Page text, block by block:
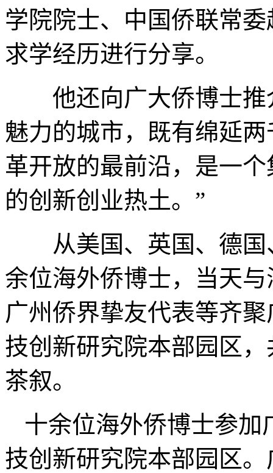
学院院士、中国侨联常
求学经历进行分享。
他还向广大侨博士推
魅力的城市，既有绵延
革开放的最前沿，是一
的创新创业热土。”
从美国、英国、德国
余位海外侨博士，当天
广州侨界挚友代表等齐
技创新研究院本部园区
茶叙。
十余位海外侨博士参
技创新研究院本部园区